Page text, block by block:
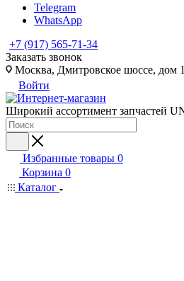
Telegram
WhatsApp
+7 (917) 565-71-34
Заказать звонок
Москва, Дмитровское шоссе, дом
Войти
Широкий ассортимент запчастей
Избранные товары 0
Корзина 0
Каталог